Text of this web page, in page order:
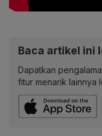
Baca artikel ini
Dapatkan
fitur menarik lainnya